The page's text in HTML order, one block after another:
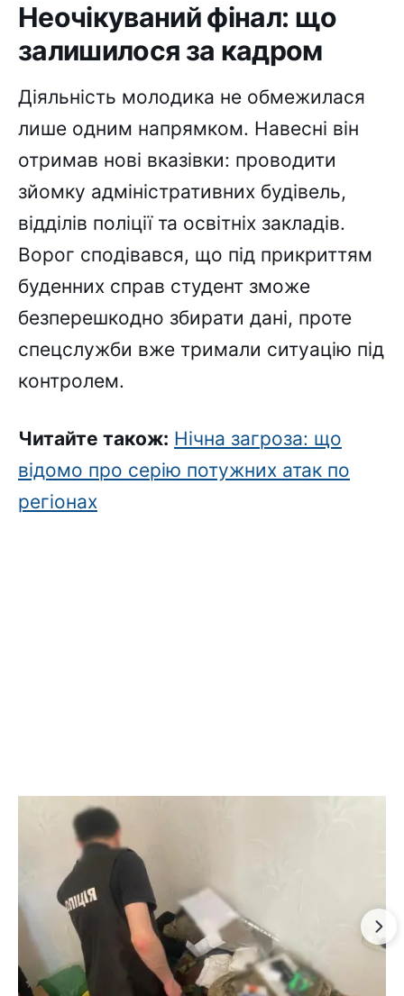
Неочікуваний фінал: що
залишилося за кадром
Діяльність молодика не обмежилася
лише одним напрямком. Навесні він
отримав нові вказівки: проводити
зйомку адміністративних будівель,
відділів поліції та освітніх закладів.
Ворог сподівався, що під прикриттям
буденних справ студент зможе
безперешкодно збирати дані, проте
спецслужби вже тримали ситуацію під
контролем.
Читайте також: Нічна загроза: що
відомо про серію потужних атак по
регіонах